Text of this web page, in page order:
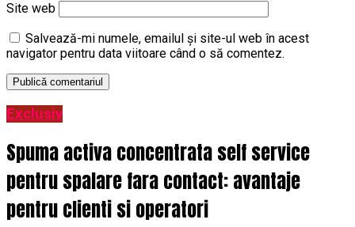
Site web
Salvează-mi numele, emailul și site-ul web în acest
navigator pentru data viitoare când o să comentez.
Exclusiv
Spuma activa concentrata self service
pentru spalare fara contact: avantaje
pentru clienti si operatori